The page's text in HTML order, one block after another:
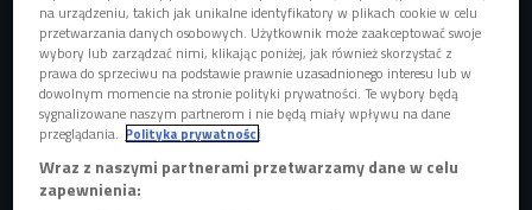
na urządzeniu, takich jak unikalne identyfikatory w plikach cookie w celu
przetwarzania danych osobowych. Użytkownik może zaakceptować swoje
wybory lub zarządzać nimi, klikając poniżej, jak również skorzystać z
prawa do sprzeciwu na podstawie prawnie uzasadnionego interesu lub w
dowolnym momencie na stronie polityki prywatności. Te wybory będą
sygnalizowane naszym partnerom i nie będą miały wpływu na dane
przeglądania. Polityka prywatności
Wraz z naszymi partnerami przetwarzamy dane w celu
zapewnienia: